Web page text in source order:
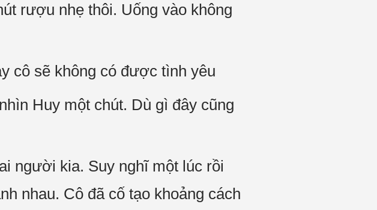
rượu nhẹ thôi. Uống vào không
cô sẽ không có được tình yêu
Huy một chút. Dù gì đây cũng
người kia. Suy nghĩ một lúc rồi
nhau. Cô đã cố tạo khoảng cách